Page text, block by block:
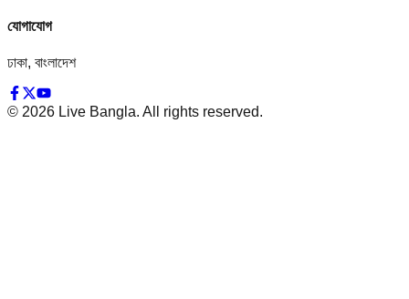
যোগাযোগ
ঢাকা, বাংলাদেশ
© 2026 Live Bangla. All rights reserved.